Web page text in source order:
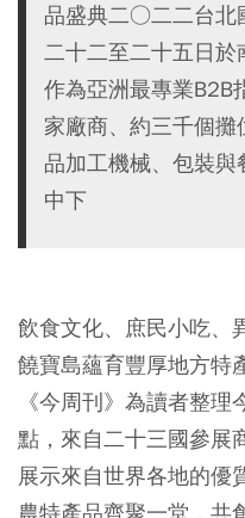
品盛典二○二二台北
二十二至二十五日於
作為亞洲最專業B2B
家廠商、約三千個
品加工機械、包裝
中下
飲食文化、庶民小吃、
饒寶島蘊育豐厚地方特
《今周刊》為讀者整
點，來自二十三國參展
展示來自世界各地的優